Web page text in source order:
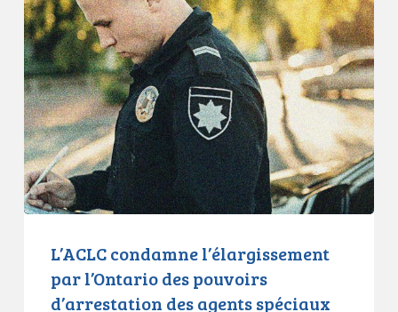
condamne
l’élargissement
par
l’Ontario
des
pouvoirs
d’arrestation
des
agents
L’ACLC condamne l’élargissement
par l’Ontario des pouvoirs
d’arrestation des agents spéciaux